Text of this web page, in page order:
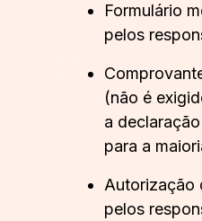
Formulário
pelos
(não é
a
para a
Autorização
pelos